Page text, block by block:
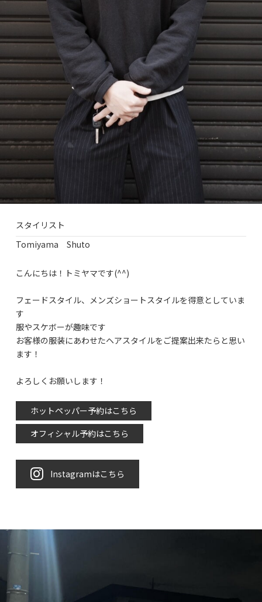
スタイリスト
Tomiyama Shuto
こんにちは！トミヤマです(^^)
フェードスタイル、メンズショートスタイルを得意としていま
す
服やスケボーが趣味です
お客様の服装にあわせたヘアスタイルをご提案出来たらと思い
ます！
よろしくお願いします！
ホットペッパー予約はこちら
オフィシャル予約はこちら
Instagramはこちら